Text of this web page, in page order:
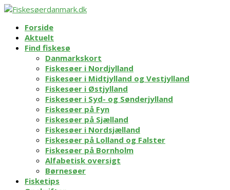
Forside
Aktuelt
Find fiskesø
Danmarkskort
Fiskesøer i Nordjylland
Fiskesøer i Midtjylland og Vestjylland
Fiskesøer i Østjylland
Fiskesøer i Syd- og Sønderjylland
Fiskesøer på Fyn
Fiskesøer på Sjælland
Fiskesøer i Nordsjælland
Fiskesøer på Lolland og Falster
Fiskesøer på Bornholm
Alfabetisk oversigt
Børnesøer
Fisketips